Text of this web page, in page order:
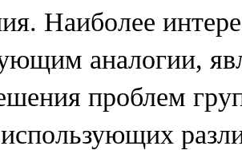
Наиболее
аналогии,
проблем